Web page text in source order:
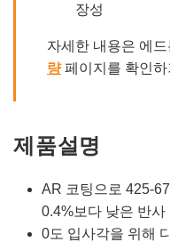
장성
자세한 내용은 에
량페이지를 확인하
제품설명
AR 코팅으로 425-
0.4%보다 낮은 반사
0도 입사각을 위해